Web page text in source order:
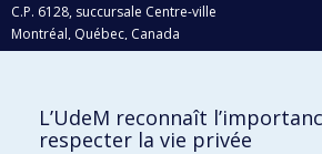
C.P. 6128, succursale Centre-ville
Montréal, Québec, Canada
H3C 3J7
Qui fait quoi?
L’UdeM reconnaît
respecter la vie privée